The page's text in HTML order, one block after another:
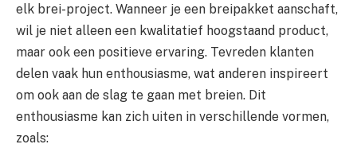
elk brei-project. Wanneer je een breipakket aanschaft,
wil je niet alleen een kwalitatief hoogstaand product,
maar ook een positieve ervaring. Tevreden klanten
delen vaak hun enthousiasme, wat anderen inspireert
om ook aan de slag te gaan met breien. Dit
enthousiasme kan zich uiten in verschillende vormen,
zoals: